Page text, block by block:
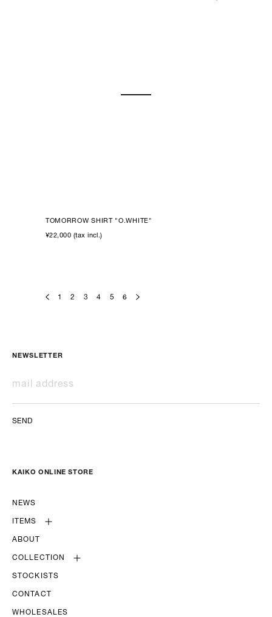
TOMORROW SHIRT "O.WHITE"
¥22,000 (tax incl.)
1 2 3 4 5 6
NEWSLETTER
SEND
KAIKO ONLINE STORE
NEWS
ITEMS
ABOUT
COLLECTION
STOCKISTS
CONTACT
WHOLESALES